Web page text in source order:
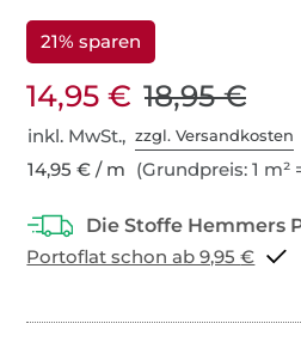
21% sparen
14,95 € 18,95 €
inkl. MwSt.,zzgl. Versandkosten
14,95 € / m (Grundpreis: 1 m²
Portoflat schon ab 9,95 €